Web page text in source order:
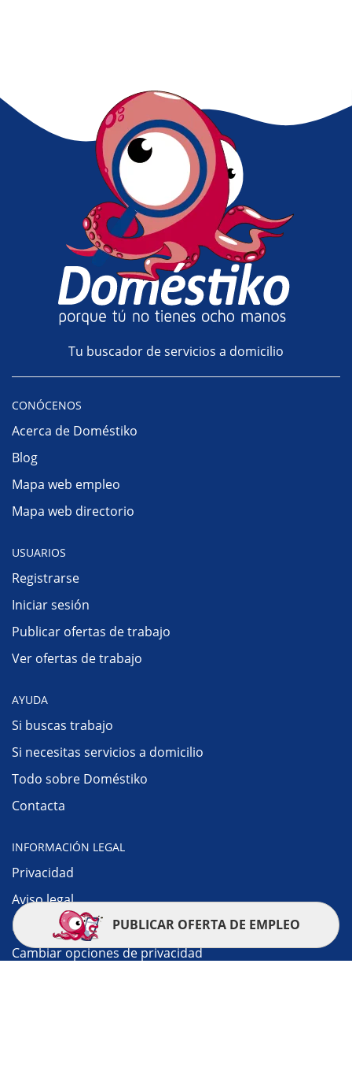
Tu buscador de servicios a domicilio
CONÓCENOS
Acerca de Doméstiko
Blog
Mapa web empleo
Mapa web directorio
USUARIOS
Registrarse
Iniciar sesión
Publicar ofertas de trabajo
Ver ofertas de trabajo
AYUDA
Si buscas trabajo
Si necesitas servicios a domicilio
Todo sobre Doméstiko
Contacta
INFORMACIÓN LEGAL
Privacidad
Aviso legal
Política de cookies
Cambiar opciones de privacidad
PUBLICAR OFERTA DE EMPLEO